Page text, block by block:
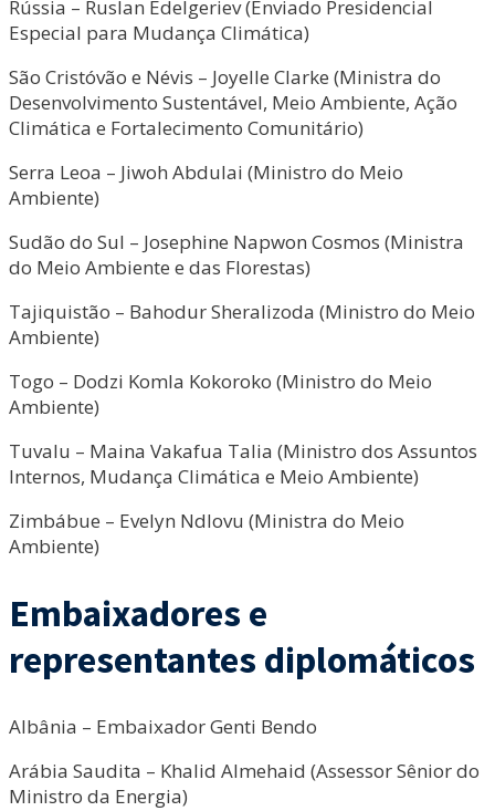
Rússia – Ruslan Edelgeriev (Enviado Presidencial
Especial para Mudança Climática)
São Cristóvão e Névis – Joyelle Clarke (Ministra do
Desenvolvimento Sustentável, Meio Ambiente, Ação
Climática e Fortalecimento Comunitário)
Serra Leoa – Jiwoh Abdulai (Ministro do Meio
Ambiente)
Sudão do Sul – Josephine Napwon Cosmos (Ministra
do Meio Ambiente e das Florestas)
Tajiquistão – Bahodur Sheralizoda (Ministro do Meio
Ambiente)
Togo – Dodzi Komla Kokoroko (Ministro do Meio
Ambiente)
Tuvalu – Maina Vakafua Talia (Ministro dos Assuntos
Internos, Mudança Climática e Meio Ambiente)
Zimbábue – Evelyn Ndlovu (Ministra do Meio
Ambiente)
Embaixadores e
representantes diplomáticos
Albânia – Embaixador Genti Bendo
Arábia Saudita – Khalid Almehaid (Assessor Sênior do
Ministro da Energia)